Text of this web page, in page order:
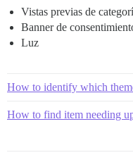
Vistas previas de
Banner de
Luz
How to identify which
How to find item needing